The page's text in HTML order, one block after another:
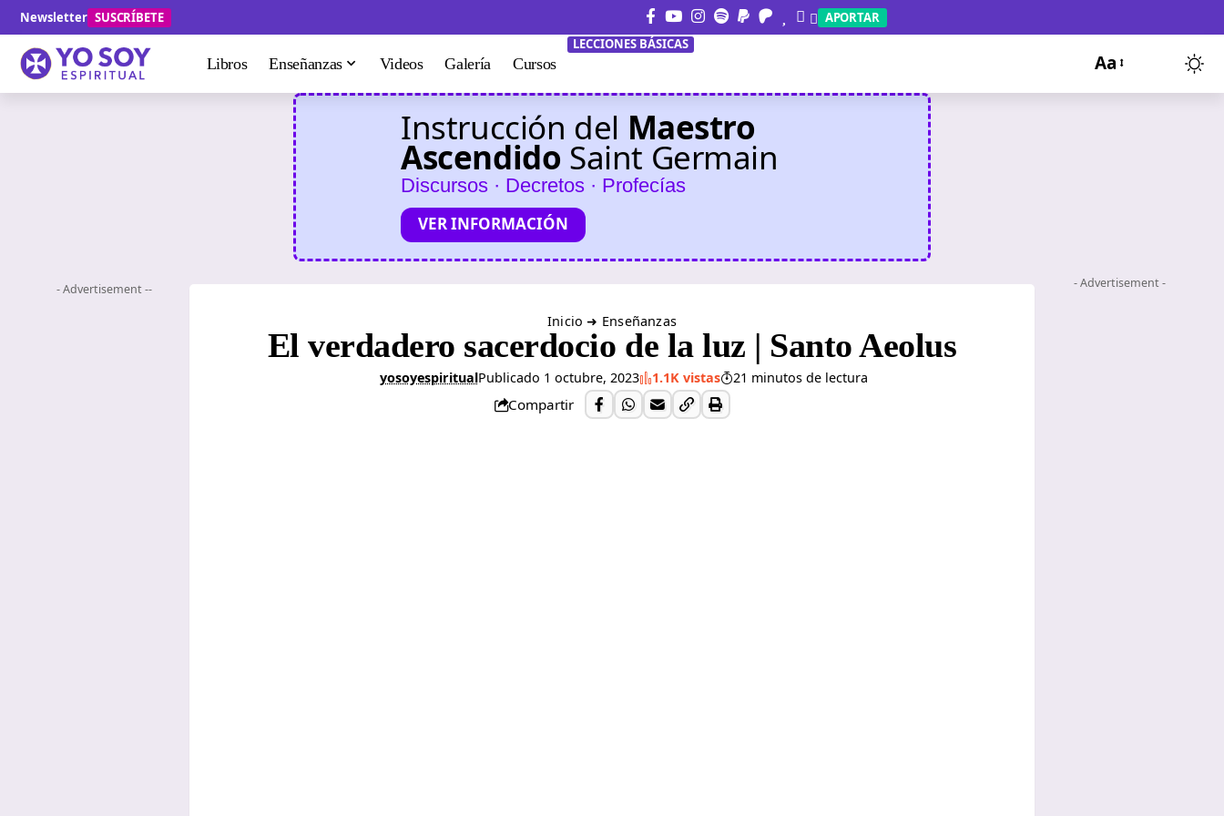
Newsletter SUSCRÍBETE APORTAR
Libros Enseñanzas Videos Galería Cursos
LECCIONES BÁSICAS
Aa
Instrucción del Maestro
Ascendido Saint Germain
Discursos · Decretos · Profecías
VER INFORMACIÓN
- Advertisement --
Inicio ➜ Enseñanzas
El verdadero sacerdocio de la luz | Santo Aeolus
yosoyespiritualPublicado 1 octubre, 2023 1.1K vistas 21 minutos de lectura
Compartir
- Advertisement -